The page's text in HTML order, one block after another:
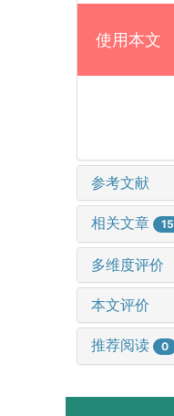
使用本文
参考文献
相关文章 15
多维度评价
本文评价
推荐阅读 0